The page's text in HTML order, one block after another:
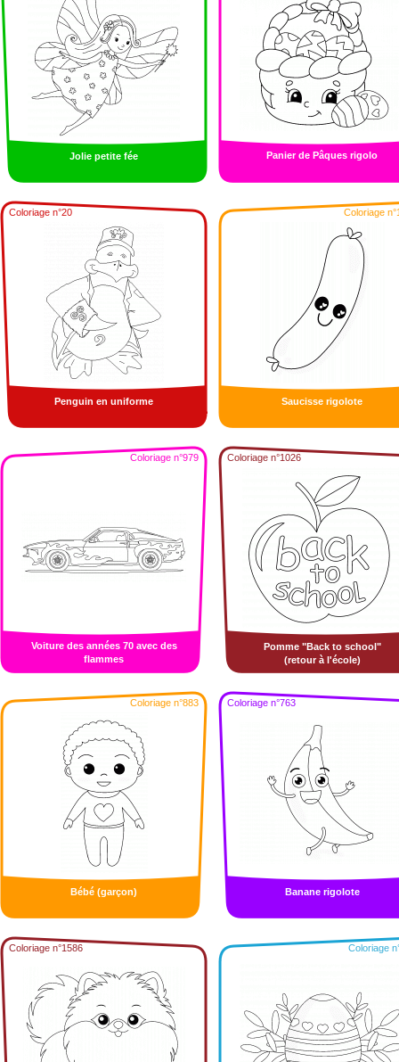
Jolie petite fée Panier de Pâques rigolo
Coloriage n°20
Penguin en uniforme
Coloriage
Saucisse rigolote
Coloriage n°979
Voiture des années 70 avec des
flammes
Coloriage n°1026
Pomme "Back to school"
(retour à l'école)
Coloriage n°883
Bébé (garçon)
Coloriage n°763
Banane rigolote
Coloriage n°1586 Coloriage